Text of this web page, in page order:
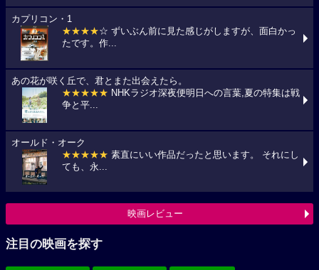
カプリコン・1
★★★★☆ ずいぶん前に見た感じがしますが、面白かっ
たです。作...
あの花が咲く丘で、君とまた出会えたら。
★★★★★ NHKラジオ深夜便明日への言葉,夏の特集は戦
争と平...
オールド・オーク
★★★★★ 素直にいい作品だったと思います。 それにし
ても、永...
映画レビュー
注目の映画を探す